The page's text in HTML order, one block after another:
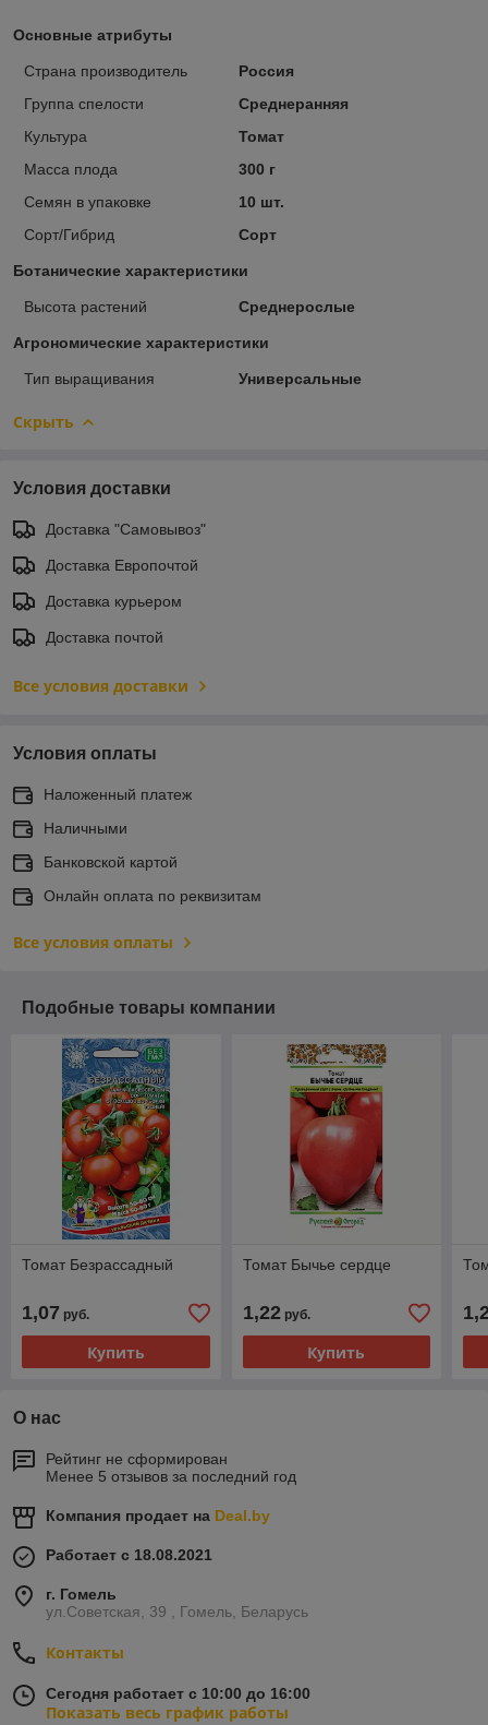
Основные атрибуты
Страна производитель
Россия
Группа спелости
Среднеранняя
Культура
Томат
Масса плода
300 г
Семян в упаковке
10 шт.
Сорт/Гибрид
Сорт
Ботанические характеристики
Высота растений Среднерослые
Агрономические характеристики
Тип выращивания Универсальные
Скрыть
Условия доставки
Доставка "Самовывоз"
Доставка Европочтой
Доставка курьером
Доставка почтой
Все условия доставки
Условия оплаты
Наложенный платеж
Наличными
Банковской картой
Онлайн оплата по реквизитам
Все условия оплаты
Подобные товары компании
Томат Безрассадный
1,07 руб.
Купить
Томат Бычье сердце
1,22руб.
Купить
О нас
Рейтинг не сформирован
Менее 5 отзывов за последний год
Компания продает на Deal.by
Работает с 18.08.2021
г. Гомель
ул.Советская, 39 , Гомель, Беларусь
Контакты
Сегодня работает с 10:00 до 16:00
Показать весь график работы